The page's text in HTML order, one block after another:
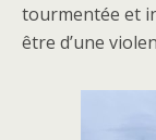
tourmentée et
être d’une